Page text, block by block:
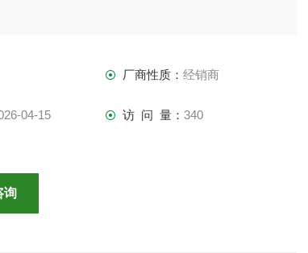
厂商性质： 经销商
04-15 访 问 量： 340
询